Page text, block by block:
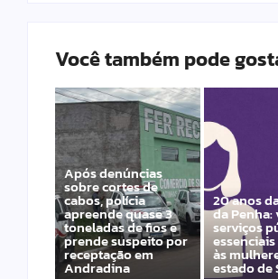
Você também pode
Após denúncias
sobre cortes de
cabos, polícia
apreende quase 3
toneladas de fios e
prende suspeito por
receptação em
Andradina
20 anos
da Penha:
serviços
às
estado de